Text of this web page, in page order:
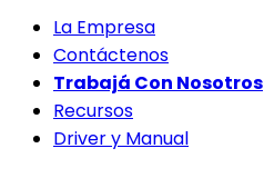
La Empresa
Contáctenos
Trabajá Con Nosotros
Recursos
Driver y Manual